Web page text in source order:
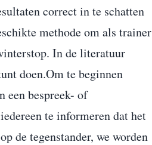
correct in te schatten
methode om als trainer
In de literatuur
doen.Om te beginnen
een bespreek- of
te informeren dat het
de tegenstander, we worden